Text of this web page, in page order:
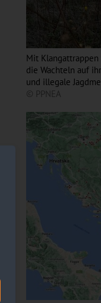
Mit
die Wachteln auf
und illegale
© PPNEA